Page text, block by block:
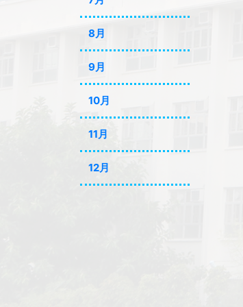
8月
9月
10月
11月
12月